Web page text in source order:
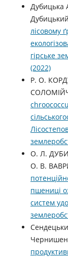
Дубицька
лісовому
гірське
(2022)
Р. О.
О. Л.
О. В.
пшениці
систем